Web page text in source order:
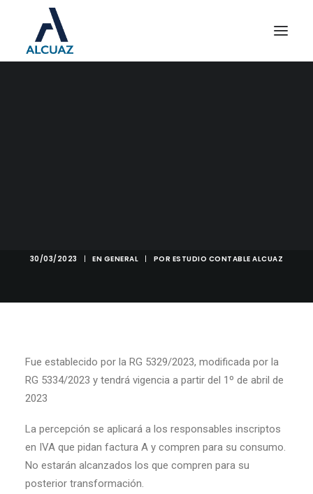
30/03/2023 | EN GENERAL | POR ESTUDIO CONTABLE ALCUAZ
Fue establecido por la RG 5329/2023, modificada por la
RG 5334/2023 y tendrá vigencia a partir del 1º de abril de
2023
La percepción se aplicará a los responsables inscriptos
en IVA que pidan factura A y compren para su consumo.
No estarán alcanzados los que compren para su
posterior transformación.